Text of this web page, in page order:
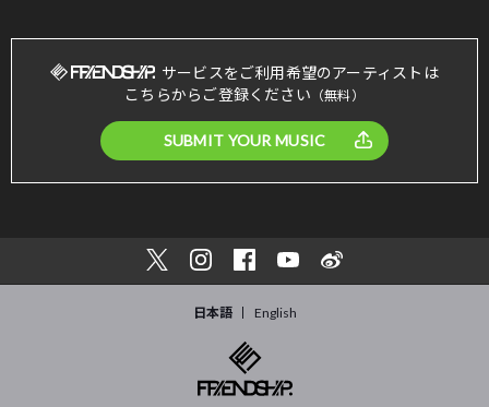
サービスをご利用希望のアーティストは
こちらからご登録ください （無料）
SUBMIT YOUR MUSIC
日本語 English